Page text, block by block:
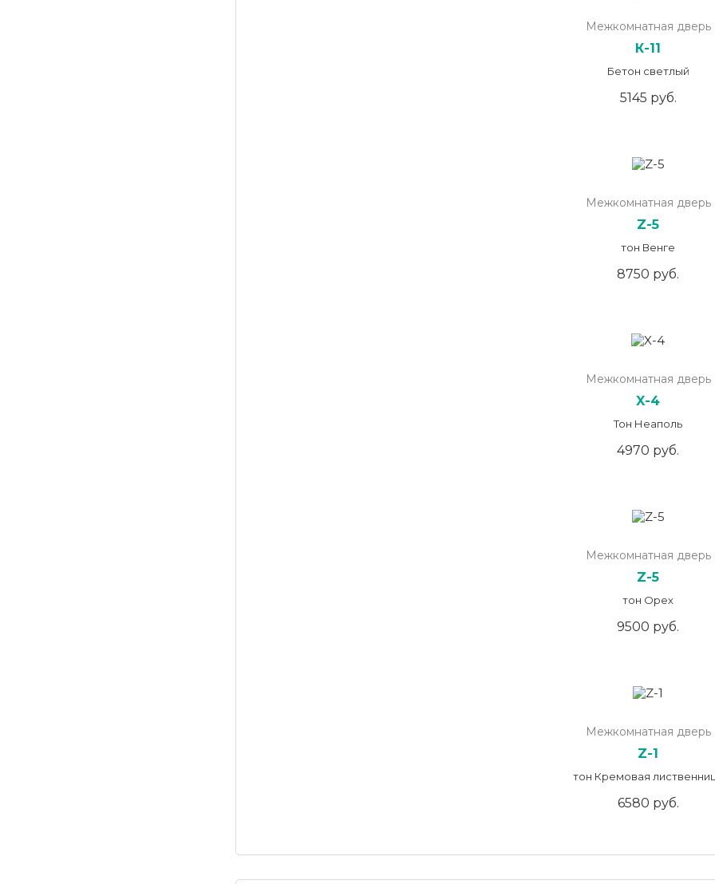
Межкомнатная дверь
К-11
Бетон светлый
5145 руб.
Межкомнатная дверь
Z-5
тон Венге
8750 руб.
Межкомнатная дверь
X-4
Тон Неаполь
4970 руб.
Межкомнатная дверь
Z-5
тон Орех
9500 руб.
Межкомнатная дверь
Z-1
тон Кремовая
6580 руб.